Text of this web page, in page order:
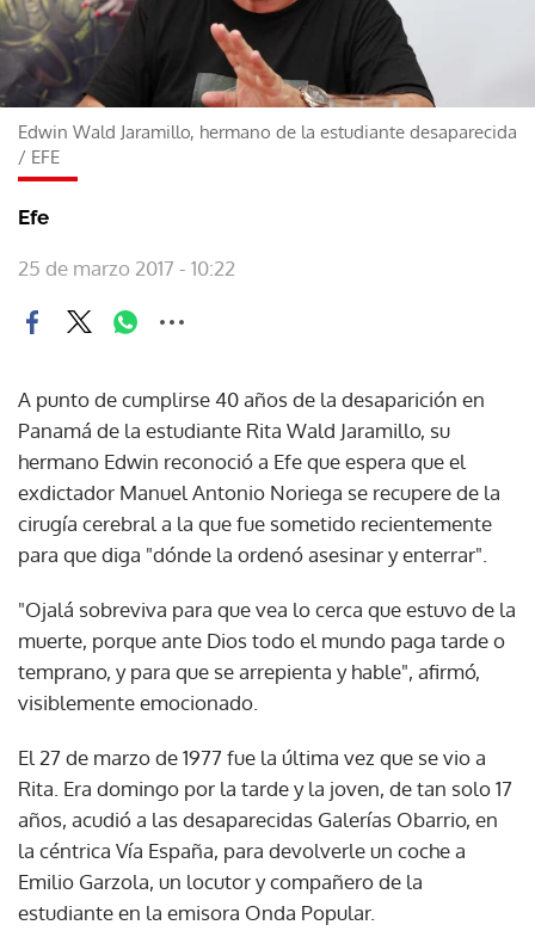
Edwin Wald Jaramillo, hermano de la estudiante desaparecida
/ EFE
Efe
25 de marzo 2017 - 10:22
A punto de cumplirse 40 años de la desaparición en
Panamá de la estudiante Rita Wald Jaramillo, su
hermano Edwin reconoció a Efe que espera que el
exdictador Manuel Antonio Noriega se recupere de la
cirugía cerebral a la que fue sometido recientemente
para que diga "dónde la ordenó asesinar y enterrar".
"Ojalá sobreviva para que vea lo cerca que estuvo de la
muerte, porque ante Dios todo el mundo paga tarde o
temprano, y para que se arrepienta y hable", afirmó,
visiblemente emocionado.
El 27 de marzo de 1977 fue la última vez que se vio a
Rita. Era domingo por la tarde y la joven, de tan solo 17
años, acudió a las desaparecidas Galerías Obarrio, en
la céntrica Vía España, para devolverle un coche a
Emilio Garzola, un locutor y compañero de la
estudiante en la emisora Onda Popular.